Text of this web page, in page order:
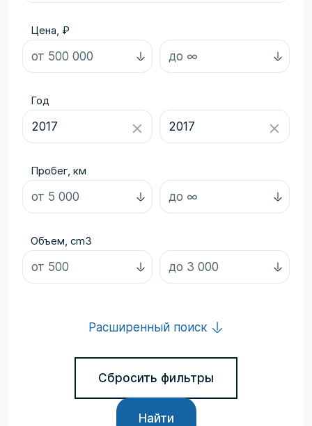
Цена, ₽
Год
Пробег, км
Объем, cm3
Расширенный поиск
Сбросить фильтры
Найти